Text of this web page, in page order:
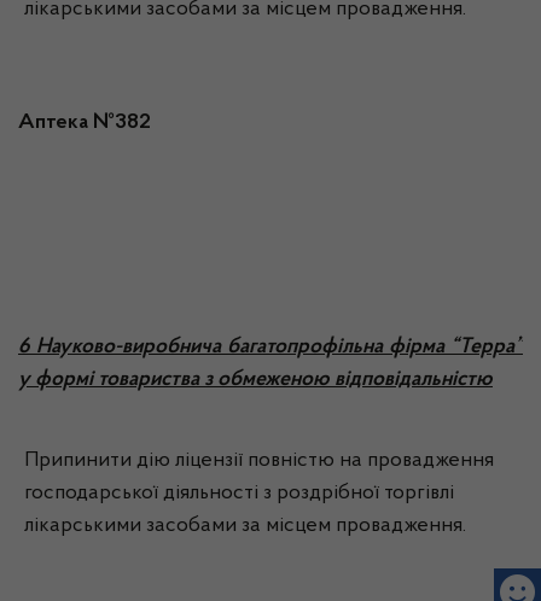
лікарськими засобами за місцем провадження.
Аптека №382
6 Науково-виробнича багатопрофільна фірма “Терра”
у формі товариства з обмеженою відповідальністю
Припинити дію ліцензії повністю на провадження
господарської діяльності з роздрібної торгівлі
лікарськими засобами за місцем провадження.